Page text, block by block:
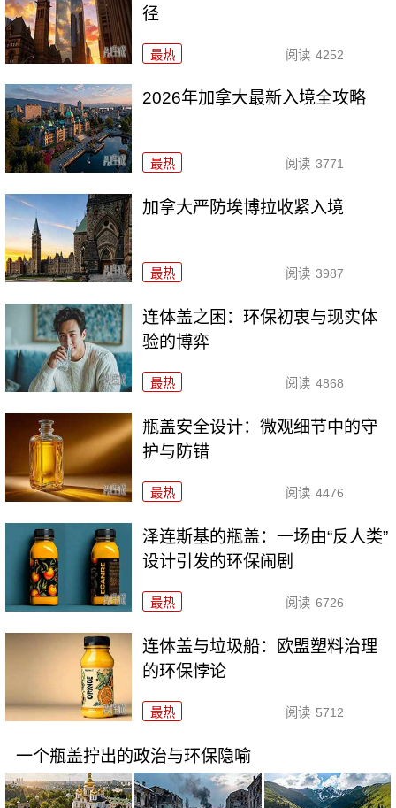
径
最热 阅读 4252
2026年加拿大最新入境全攻略
最热 阅读 3771
加拿大严防埃博拉收紧入境
最热 阅读 3987
连体盖之困：环保初衷与现实体
验的博弈
最热 阅读 4868
瓶盖安全设计：微观细节中的守
护与防错
最热 阅读 4476
泽连斯基的瓶盖：一场由“反人类”
设计引发的环保闹剧
最热 阅读 6726
连体盖与垃圾船：欧盟塑料治理
的环保悖论
最热 阅读 5712
一个瓶盖拧出的政治与环保隐喻